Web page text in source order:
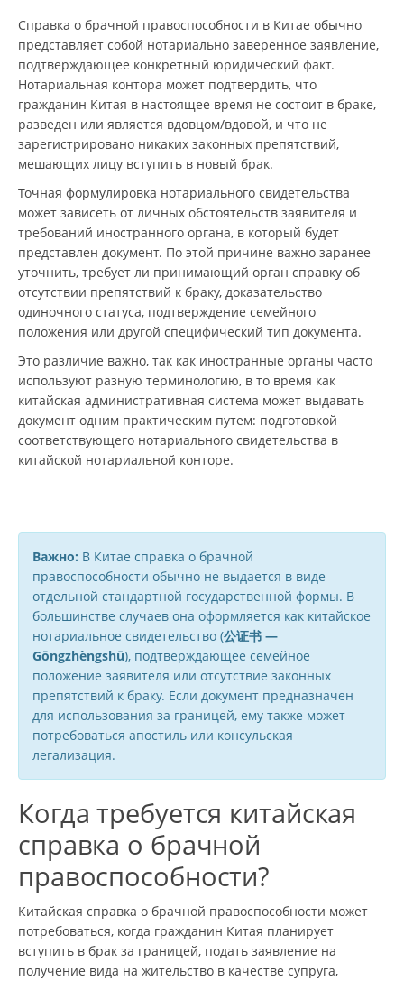
Справка о брачной правоспособности в Китае обычно
представляет собой нотариально заверенное заявление,
подтверждающее конкретный юридический факт.
Нотариальная контора может подтвердить, что
гражданин Китая в настоящее время не состоит в браке,
разведен или является вдовцом/вдовой, и что не
зарегистрировано никаких законных препятствий,
мешающих лицу вступить в новый брак.
Точная формулировка нотариального свидетельства
может зависеть от личных обстоятельств заявителя и
требований иностранного органа, в который будет
представлен документ. По этой причине важно заранее
уточнить, требует ли принимающий орган справку об
отсутствии препятствий к браку, доказательство
одиночного статуса, подтверждение семейного
положения или другой специфический тип документа.
Это различие важно, так как иностранные органы часто
используют разную терминологию, в то время как
китайская административная система может выдавать
документ одним практическим путем: подготовкой
соответствующего нотариального свидетельства в
китайской нотариальной конторе.
Важно: В Китае справка о брачной
правоспособности обычно не выдается в виде
отдельной стандартной государственной формы. В
большинстве случаев она оформляется как китайское
нотариальное свидетельство (公证书 —
Gōngzhèngshū), подтверждающее семейное
положение заявителя или отсутствие законных
препятствий к браку. Если документ предназначен
для использования за границей, ему также может
потребоваться апостиль или консульская
легализация.
Когда требуется китайская
справка о брачной
правоспособности?
Китайская справка о брачной правоспособности может
потребоваться, когда гражданин Китая планирует
вступить в брак за границей, подать заявление на
получение вида на жительство в качестве супруга,